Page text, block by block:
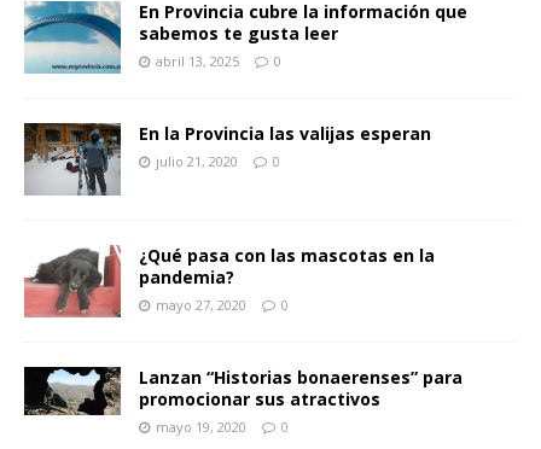
En Provincia cubre la información que
sabemos te gusta leer
abril 13, 2025 0
En la Provincia las valijas esperan
julio 21, 2020 0
¿Qué pasa con las mascotas en la
pandemia?
mayo 27, 2020 0
Lanzan “Historias bonaerenses” para
promocionar sus atractivos
mayo 19, 2020 0